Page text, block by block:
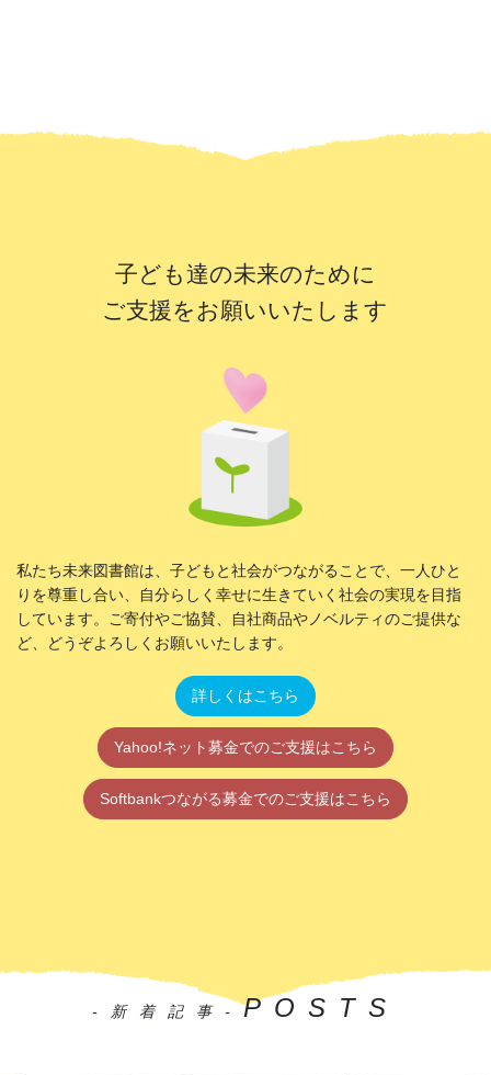
子ども達の未来のために
ご支援をお願いいたします
私たち未来図書館は、子どもと社会がつながることで、一人ひと
りを尊重し合い、自分らしく幸せに生きていく社会の実現を目指
しています。ご寄付やご協賛、自社商品やノベルティのご提供な
ど、どうぞよろしくお願いいたします。
詳しくはこちら
Yahoo!ネット募金でのご支援はこちら
Softbankつながる募金でのご支援はこちら
-新着記事- POSTS